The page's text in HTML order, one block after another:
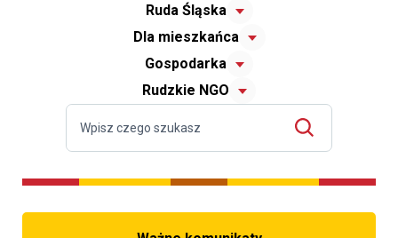
Ruda Śląska
Dla mieszkańca
Gospodarka
Rudzkie NGO